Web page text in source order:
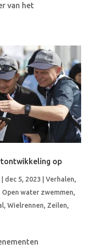
van het
op
| dec 5, 2023 Verhalen,
Open water zwemmen,
, Wielrennen, Zeilen,